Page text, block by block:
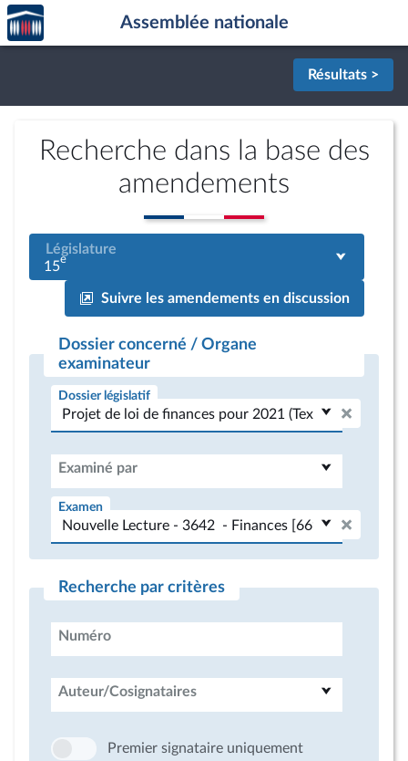
Aller au contenu
Aller en bas de la page
Accèder
à la
page
Assemblée nationale
Résultats >
Recherche dans la base des
amendements
Législature
15e
Suivre les amendements en discussion
Dossier concerné / Organe
examinateur
Dossier législatif
Examiné par
Examen
Recherche par critères
Numéro
Auteur/Cosignataires
Premier signataire uniquement